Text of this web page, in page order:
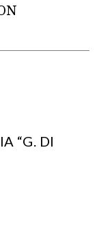
“G. DI